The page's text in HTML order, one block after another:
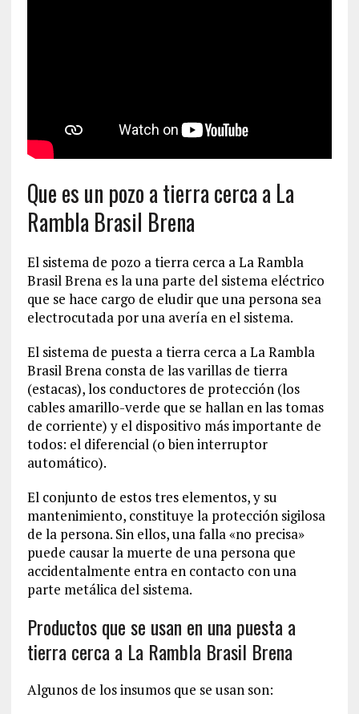
Que es un pozo a tierra cerca a La
Rambla Brasil Brena
El sistema de pozo a tierra cerca a La Rambla
Brasil Brena es la una parte del sistema eléctrico
que se hace cargo de eludir que una persona sea
electrocutada por una avería en el sistema.
El sistema de puesta a tierra cerca a La Rambla
Brasil Brena consta de las varillas de tierra
(estacas), los conductores de protección (los
cables amarillo-verde que se hallan en las tomas
de corriente) y el dispositivo más importante de
todos: el diferencial (o bien interruptor
automático).
El conjunto de estos tres elementos, y su
mantenimiento, constituye la protección sigilosa
de la persona. Sin ellos, una falla «no precisa»
puede causar la muerte de una persona que
accidentalmente entra en contacto con una
parte metálica del sistema.
Productos que se usan en una puesta a
tierra cerca a La Rambla Brasil Brena
Algunos de los insumos que se usan son: